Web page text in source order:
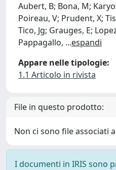
Aubert, B; Bona, M;
Poireau, V; Prudent, X;
Tico, Jg; Grauges, E;
Pappagallo, ...espandi
Appare nelle tipologie:
1.1 Articolo in rivista
File in questo prodotto:
Non ci sono file associati
I documenti in IRIS sono